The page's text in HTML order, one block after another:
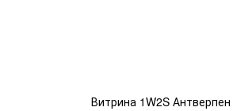
Витрина 1W2S